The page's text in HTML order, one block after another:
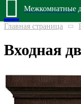
Межкомнатные
Главная страница
Входная